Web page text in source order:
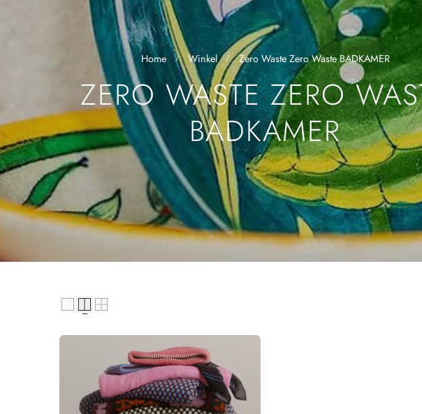
Home Winkel Zero Waste Zero Waste BADKAMER
V
E
R
Z
A
M
E
L
I
ZERO WASTE ZERO
BADKAMER